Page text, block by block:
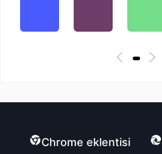
Chrome eklentisi